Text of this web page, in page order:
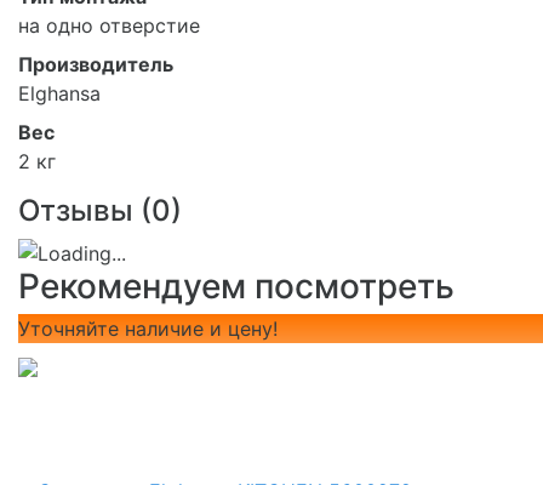
на одно отверстие
Производитель
Elghansa
Вес
2 кг
Отзывы (0)
Рекомендуем посмотреть
Уточняйте наличие и цену!